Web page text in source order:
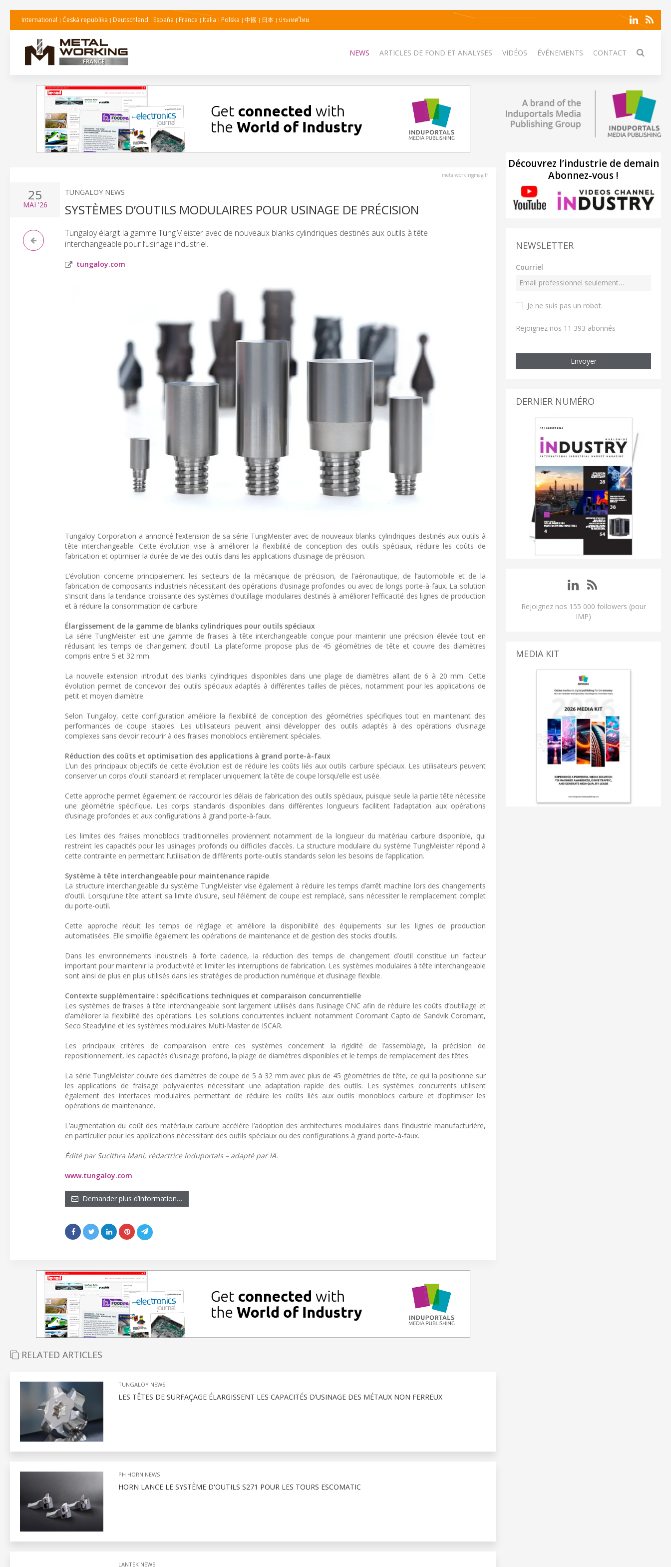
International Česká republika Deutschland España France Italia Polska 中國 日本 ประเทศไทย
NEWS ARTICLES DE FOND ET ANALYSES VIDÉOS ÉVÉNEMENTS CONTACT
metalworkingmag.fr
25
MAI '26
TUNGALOY NEWS
SYSTÈMES D’OUTILS MODULAIRES POUR USINAGE DE PRÉCISION
Tungaloy élargit la gamme TungMeister avec de nouveaux blanks cylindriques destinés aux outils à tête
interchangeable pour l’usinage industriel.
tungaloy.com
Tungaloy Corporation a annoncé l’extension de sa série TungMeister avec de nouveaux blanks cylindriques destinés aux outils à
tête interchangeable. Cette évolution vise à améliorer la flexibilité de conception des outils spéciaux, réduire les coûts de
fabrication et optimiser la durée de vie des outils dans les applications d’usinage de précision.
L’évolution concerne principalement les secteurs de la mécanique de précision, de l’aéronautique, de l’automobile et de la
fabrication de composants industriels nécessitant des opérations d’usinage profondes ou avec de longs porte-à-faux. La solution
s’inscrit dans la tendance croissante des systèmes d’outillage modulaires destinés à améliorer l’efficacité des lignes de production
et à réduire la consommation de carbure.
Élargissement de la gamme de blanks cylindriques pour outils spéciaux
La série TungMeister est une gamme de fraises à tête interchangeable conçue pour maintenir une précision élevée tout en
réduisant les temps de changement d’outil. La plateforme propose plus de 45 géométries de tête et couvre des diamètres
compris entre 5 et 32 mm.
La nouvelle extension introduit des blanks cylindriques disponibles dans une plage de diamètres allant de 6 à 20 mm. Cette
évolution permet de concevoir des outils spéciaux adaptés à différentes tailles de pièces, notamment pour les applications de
petit et moyen diamètre.
Selon Tungaloy, cette configuration améliore la flexibilité de conception des géométries spécifiques tout en maintenant des
performances de coupe stables. Les utilisateurs peuvent ainsi développer des outils adaptés à des opérations d’usinage
complexes sans devoir recourir à des fraises monoblocs entièrement spéciales.
Réduction des coûts et optimisation des applications à grand porte-à-faux
L’un des principaux objectifs de cette évolution est de réduire les coûts liés aux outils carbure spéciaux. Les utilisateurs peuvent
conserver un corps d’outil standard et remplacer uniquement la tête de coupe lorsqu’elle est usée.
Cette approche permet également de raccourcir les délais de fabrication des outils spéciaux, puisque seule la partie tête nécessite
une géométrie spécifique. Les corps standards disponibles dans différentes longueurs facilitent l’adaptation aux opérations
d’usinage profondes et aux configurations à grand porte-à-faux.
Les limites des fraises monoblocs traditionnelles proviennent notamment de la longueur du matériau carbure disponible, qui
restreint les capacités pour les usinages profonds ou difficiles d’accès. La structure modulaire du système TungMeister répond à
cette contrainte en permettant l’utilisation de différents porte-outils standards selon les besoins de l’application.
Système à tête interchangeable pour maintenance rapide
La structure interchangeable du système TungMeister vise également à réduire les temps d’arrêt machine lors des changements
d’outil. Lorsqu’une tête atteint sa limite d’usure, seul l’élément de coupe est remplacé, sans nécessiter le remplacement complet
du porte-outil.
Cette approche réduit les temps de réglage et améliore la disponibilité des équipements sur les lignes de production
automatisées. Elle simplifie également les opérations de maintenance et de gestion des stocks d’outils.
Dans les environnements industriels à forte cadence, la réduction des temps de changement d’outil constitue un facteur
important pour maintenir la productivité et limiter les interruptions de fabrication. Les systèmes modulaires à tête interchangeable
sont ainsi de plus en plus utilisés dans les stratégies de production numérique et d’usinage flexible.
Contexte supplémentaire : spécifications techniques et comparaison concurrentielle
Les systèmes de fraises à tête interchangeable sont largement utilisés dans l’usinage CNC afin de réduire les coûts d’outillage et
d’améliorer la flexibilité des opérations. Les solutions concurrentes incluent notamment Coromant Capto de Sandvik Coromant,
Seco Steadyline et les systèmes modulaires Multi-Master de ISCAR.
Les principaux critères de comparaison entre ces systèmes concernent la rigidité de l’assemblage, la précision de
repositionnement, les capacités d’usinage profond, la plage de diamètres disponibles et le temps de remplacement des têtes.
La série TungMeister couvre des diamètres de coupe de 5 à 32 mm avec plus de 45 géométries de tête, ce qui la positionne sur
les applications de fraisage polyvalentes nécessitant une adaptation rapide des outils. Les systèmes concurrents utilisent
également des interfaces modulaires permettant de réduire les coûts liés aux outils monoblocs carbure et d’optimiser les
opérations de maintenance.
L’augmentation du coût des matériaux carbure accélère l’adoption des architectures modulaires dans l’industrie manufacturière,
en particulier pour les applications nécessitant des outils spéciaux ou des configurations à grand porte-à-faux.
Édité par Sucithra Mani, rédactrice Induportals – adapté par IA.
www.tungaloy.com
Demander plus d’information…
RELATED ARTICLES
TUNGALOY NEWS
LES TÊTES DE SURFAÇAGE ÉLARGISSENT LES CAPACITÉS D’USINAGE DES MÉTAUX NON FERREUX
PH HORN NEWS
HORN LANCE LE SYSTÈME D'OUTILS S271 POUR LES TOURS ESCOMATIC
LANTEK NEWS
Découvrez l’industrie de demain
Abonnez-vous !
NEWSLETTER
Courriel
Je ne suis pas un robot.
Rejoignez nos 11 393 abonnés
Envoyer
DERNIER NUMÉRO
Rejoignez nos 155 000 followers (pour
IMP)
MEDIA KIT